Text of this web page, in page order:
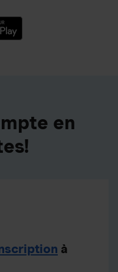
en
à